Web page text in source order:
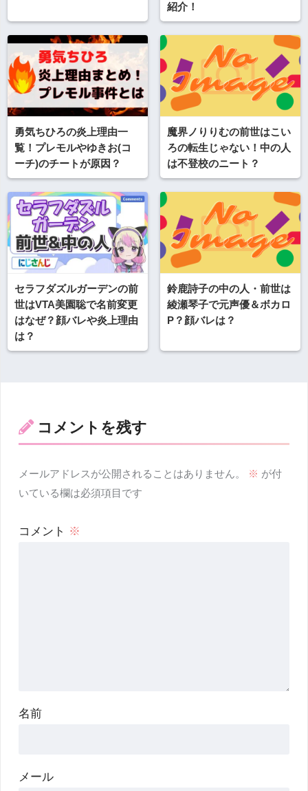
紹介！
勇気ちひろの炎上理由一
覧！プレモルやゆきお(コ
ーチ)のチートが原因？
魔界ノりりむの前世はこい
ろの転生じゃない！中の人
は不登校のニート？
セラフダズルガーデンの前
世はVTA美園聡で名前変更
はなぜ？顔バレや炎上理由
は？
鈴鹿詩子の中の人・前世は
綾瀬琴子で元声優＆ボカロ
P？顔バレは？
コメントを残す
メールアドレスが公開されることはありません。 ※ が付
いている欄は必須項目です
コメント ※
名前
メール